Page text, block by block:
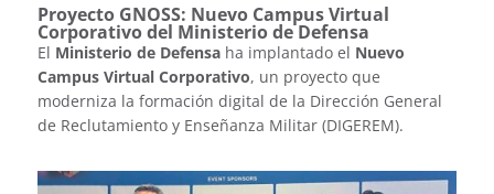
Proyecto GNOSS: Nuevo Campus Virtual
Corporativo del Ministerio de Defensa
El Ministerio de Defensaha implantado el Nuevo
Campus Virtual Corporativo, un proyecto que
moderniza la formación digital de la Dirección General
de Reclutamiento y Enseñanza Militar (DIGEREM).